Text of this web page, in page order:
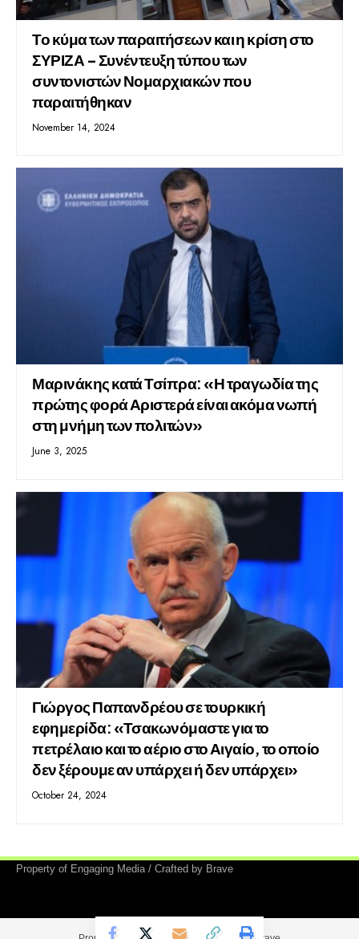
Το κύμα των παραιτήσεων και η κρίση στο
ΣΥΡΙΖΑ – Συνέντευξη τύπου των
συντονιστών Νομαρχιακών που
παραιτήθηκαν
November 14, 2024
Μαρινάκης κατά Τσίπρα: «Η τραγωδία της
πρώτης φορά Αριστερά είναι ακόμα νωπή
στη μνήμη των πολιτών»
June 3, 2025
Γιώργος Παπανδρέου σε τουρκική
εφημερίδα: «Τσακωνόμαστε για το
πετρέλαιο και το αέριο στο Αιγαίο, το οποίο
δεν ξέρουμε αν υπάρχει ή δεν υπάρχει»
October 24, 2024
Property of Engaging Media / Crafted by Brave